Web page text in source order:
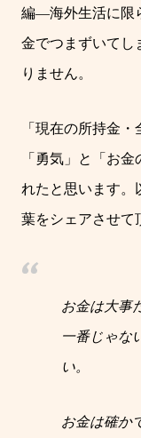
編―海外生活に限
金でつまずいてし
りません。
「現在の所持金
「勇気」と「お
れたと思います。
葉をシェアさせて
お金は大事
一番じゃな
い。
お金は確か